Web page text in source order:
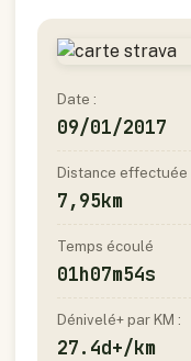
Date :
09/01/2017
Distance effectuée
7,95km
Temps écoulé
01h07m54s
Dénivelé+ par KM :
27.4d+/km